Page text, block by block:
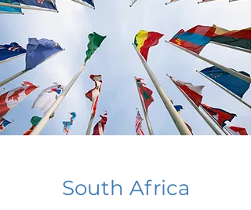
South Africa